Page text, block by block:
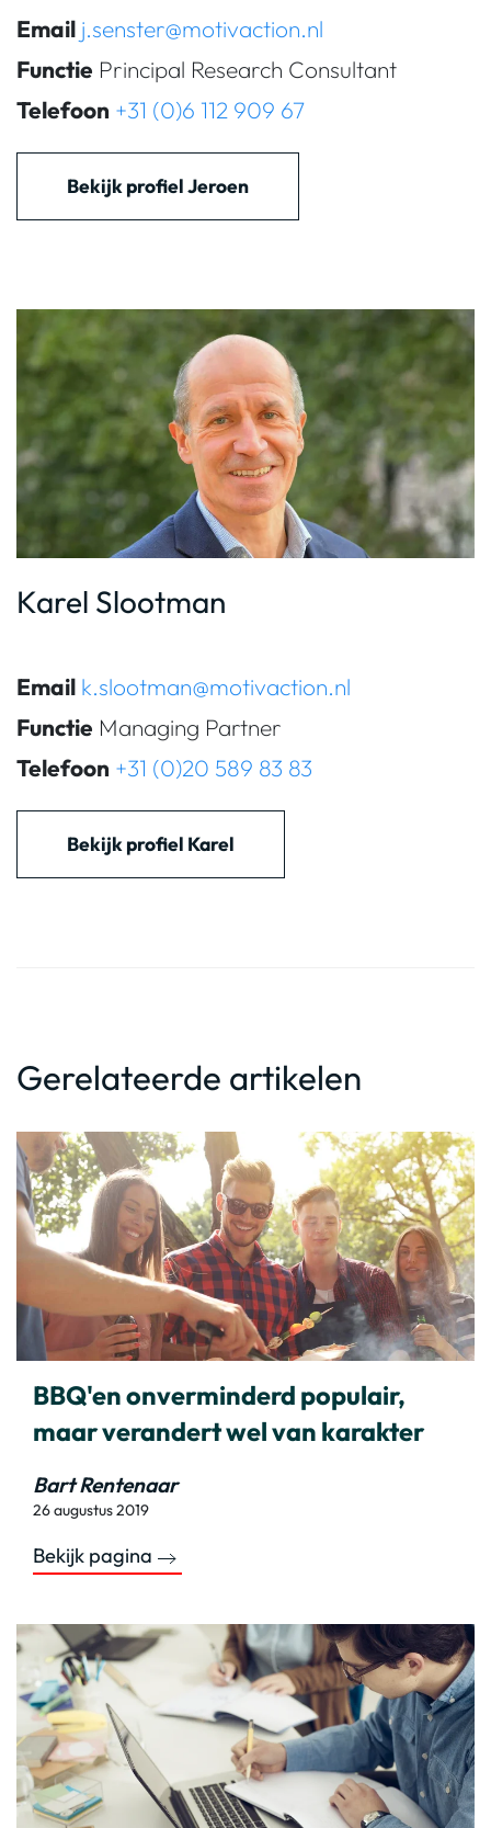
Email j.senster@motivaction.nl
Functie Principal Research Consultant
Telefoon +31 (0)6 112 909 67
Bekijk profiel Jeroen
Karel Slootman
Email k.slootman@motivaction.nl
Functie Managing Partner
Telefoon +31 (0)20 589 83 83
Bekijk profiel Karel
Gerelateerde artikelen
BBQ'en onverminderd populair,
maar verandert wel van karakter
Bart Rentenaar
26 augustus 2019
Bekijk pagina